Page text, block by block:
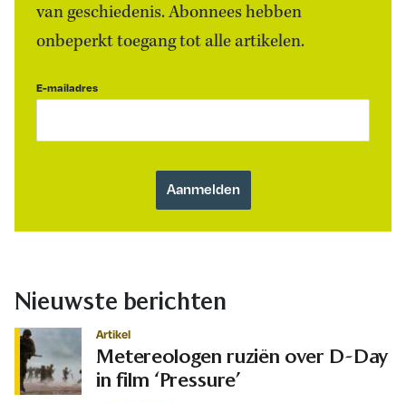
van geschiedenis. Abonnees hebben
onbeperkt toegang tot alle artikelen.
E-mailadres
Nieuwste berichten
Artikel
Metereologen ruziën over D-Day
in film ‘Pressure’